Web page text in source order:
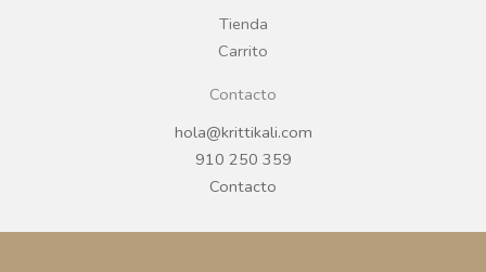
Tienda
Carrito
Contacto
hola@krittikali.com
910 250 359
Contacto